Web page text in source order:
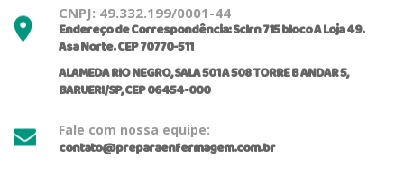
CNPJ: 49.332.199/0001-44
Endereço de Correspondência: Sclrn 715 bloco A Loja 49.
Asa Norte. CEP 70770-511
ALAMEDA RIO NEGRO, SALA 501 A 508 TORRE B ANDAR 5,
BARUERI/SP, CEP 06454-000
Fale com nossa equipe:
contato@preparaenfermagem.com.br